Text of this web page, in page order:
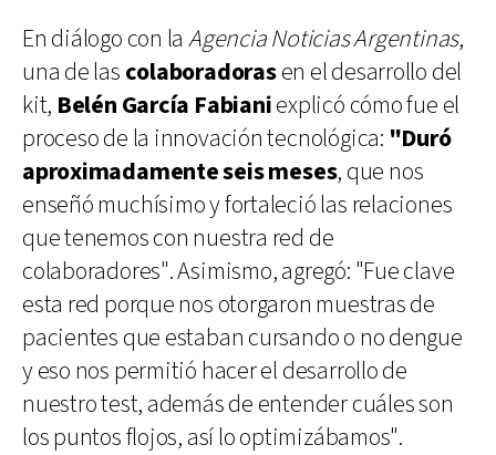
En diálogo con laAgencia Noticias Argentinas,
una de las colaboradorasen el desarrollo del
kit, Belén García Fabianiexplicó cómo fue el
proceso de la innovación tecnológica: "Duró
aproximadamente seis meses, que nos
enseñó muchísimo y fortaleció las relaciones
que tenemos con nuestra red de
colaboradores". Asimismo, agregó: "Fue clave
esta red porque nos otorgaron muestras de
pacientes que estaban cursando o no dengue
y eso nos permitió hacer el desarrollo de
nuestro test, además de entender cuáles son
los puntos flojos, así lo optimizábamos".